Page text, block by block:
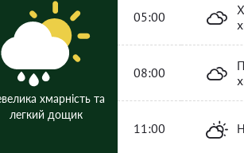
хмарність та
легкий дощик
05:00
08:00
11:00